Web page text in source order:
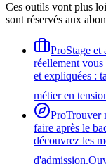
Ces outils vont plus
sont réservés aux
ProStage et
réellement vous
et expliquées :
métier en
ProTrouver
faire après le
découvrez les
d'admission.